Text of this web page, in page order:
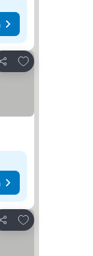
Bagikan
Tambahkan ke
Bagikan
Tambahkan ke